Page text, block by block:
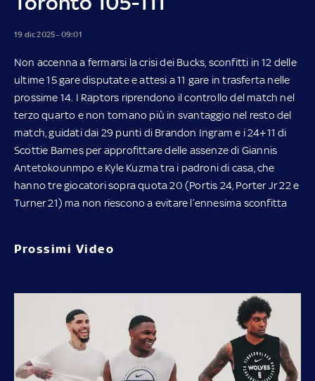
19 dic 2025 - 09:01
Non accenna a fermarsi la crisi dei Bucks, sconfitti in 12 delle
ultime 15 gare disputate e attesi a 11 gare in trasferta nelle
prossime 14. I Raptors riprendono il controllo del match nel
terzo quarto e non tornano più in svantaggio nel resto del
match, guidati dai 29 punti di Brandon Ingram e i 24+11 di
Scottie Barnes per approfittare delle assenze di Giannis
Antetokounmpo e Kyle Kuzma tra i padroni di casa, che
hanno tre giocatori sopra quota 20 (Portis 24, Porter Jr 22 e
Turner 21) ma non riescono a evitare l’ennesima sconfitta
Prossimi Video